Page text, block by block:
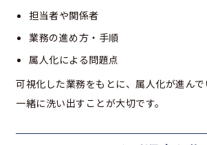
担当者や関係者
業務の進め方・手順
属人化による問題点
可視化した業務をもとに、属人化が進ん
一緒に洗い出すことが大切です。